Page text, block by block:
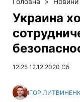
Украина
12:25 12.12.2020 Сб
ІГОР